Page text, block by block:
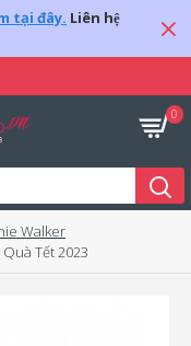
tại đây. Liên hệ
0
Walker
Tết 2023